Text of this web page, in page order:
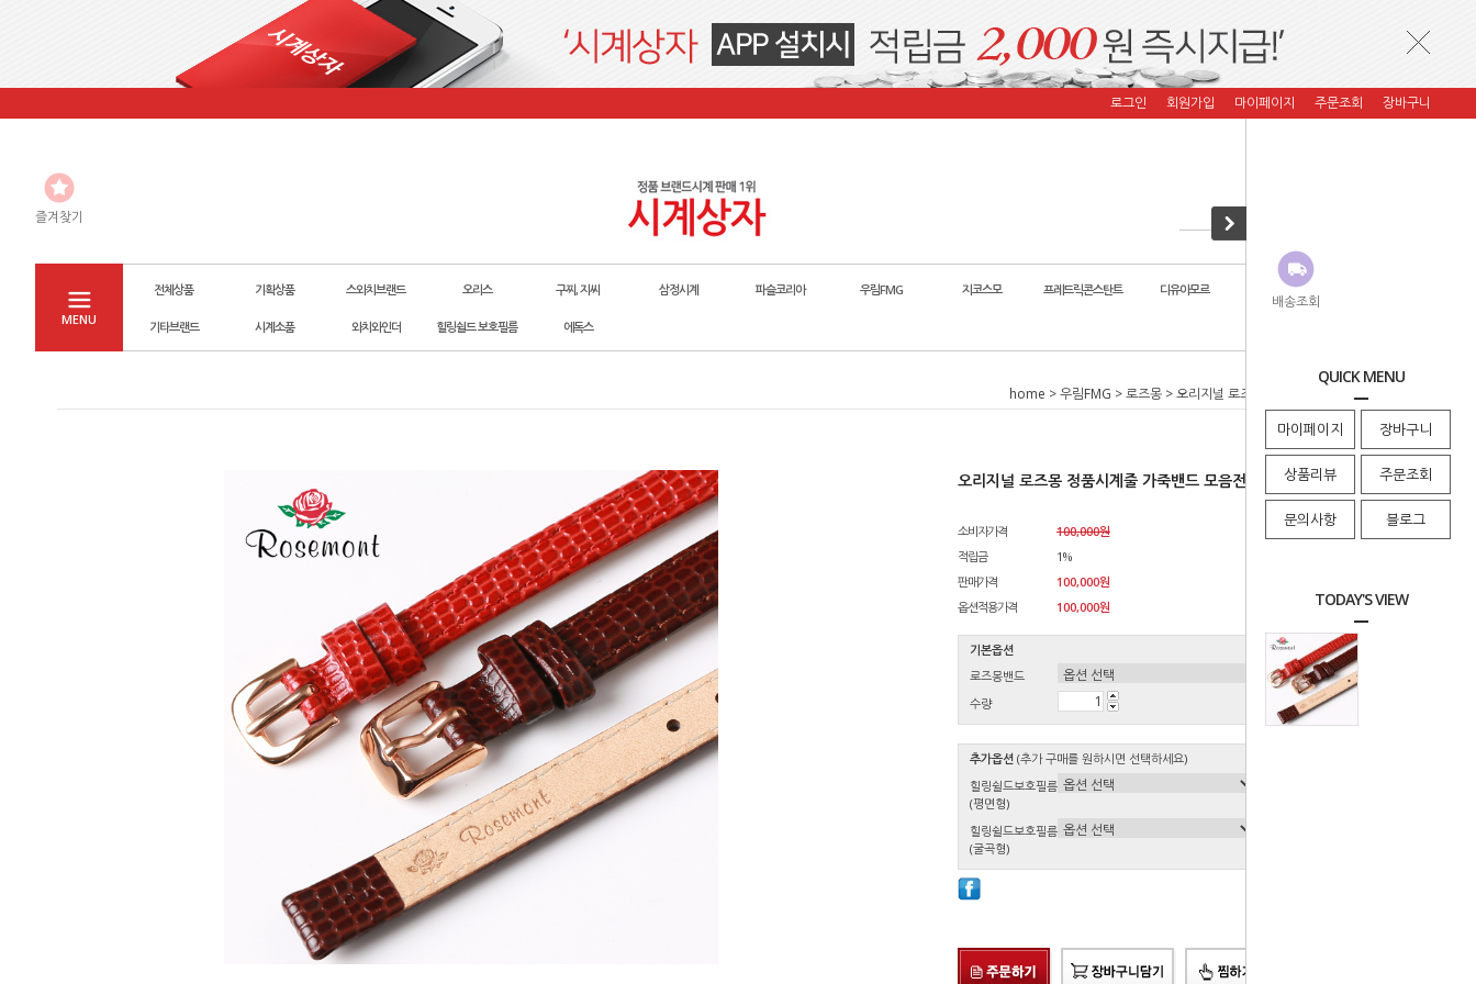
배송조회
QUICK MENU
마이페이지 장바구니
상품리뷰 주문조회
문의사항 블로그
TODAY'S VIEW
로그인 회원가입 마이페이지 주문조회 장바구니
즐겨찾기
MENU
전체상품 기획상품 스와치브랜드 오리스 구찌, 지씨 삼정시계 파슬코리아 우림FMG 지코스모 프레드릭콘스탄트 디유아모르 자스페로 코리아
기타브랜드 시계소품 와치와인더 힐링쉴드 보호필름 에독스
home >우림FMG >로즈몽 > 오리지널 로즈몽 정품시계줄 가죽밴드 모음전
오리지널 로즈몽 정품시계줄 가죽밴드 모음전
소비자가격
100,000원
적립금
1%
판매가격
100,000원
옵션적용가격
100,000원
기본옵션
로즈몽밴드
수량
추가옵션 (추가 구매를 원하시면 선택하세요)
힐링쉴드보호필름
(평면형)
힐링쉴드보호필름
(굴곡형)